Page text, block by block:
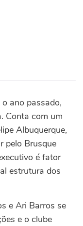
ano passado,
Conta com um
Albuquerque,
pelo Brusque
é fator
estrutura dos
e Ari Barros se
e o clube